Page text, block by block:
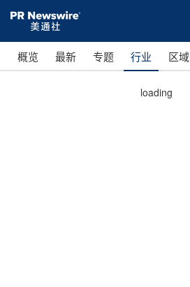
概览 最新 专题 行业 区域
loading